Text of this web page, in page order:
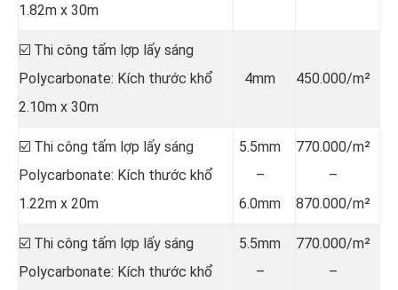
1.82m x 30m
☑️ Thi công tấm lợp lấy sáng
Polycarbonate: Kích thước khổ
2.10m x 30m
4mm 450.000/m²
☑️ Thi công tấm lợp lấy sáng
Polycarbonate: Kích thước khổ
1.22m x 20m
5.5mm
–
6.0mm
770.000/m²
–
870.000/m²
☑️ Thi công tấm lợp lấy sáng
Polycarbonate: Kích thước khổ
5.5mm
–
770.000/m²
–